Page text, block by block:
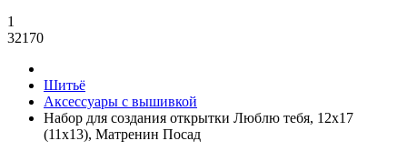
1
32170
Шитьё
Аксессуары с вышивкой
Набор для создания открытки Люблю тебя, 12x17
(11x13), Матренин Посад